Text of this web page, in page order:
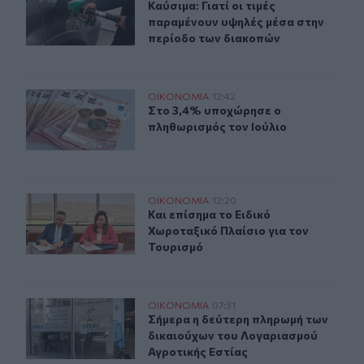
Καύσιμα: Γιατί οι τιμές
Καύσιμα: Γιατί οι τιμές
παραμένουν υψηλές μέσα στην
περίοδο των διακοπών
Στο 3,4% υποχώρησε ο πληθωρισμός τον Ιούλιο
ΟΙΚΟΝΟΜΙΑ 12:42
Στο 3,4% υποχώρησε ο
Στο 3,4% υποχώρησε ο
πληθωρισμός τον Ιούλιο
Και επίσημα το Ειδικό Χωροταξικό Πλαίσιο για τον
ΟΙΚΟΝΟΜΙΑ 12:20
Και επίσημα το Ειδικό Χωροταξικό
Και επίσημα το Ειδικό
Χωροταξικό Πλαίσιο για τον
Τουρισμό
Σήμερα η δεύτερη πληρωμή των δικαιούχων του
ΟΙΚΟΝΟΜΙΑ 07:31
Σήμερα η δεύτερη πληρωμή των
Σήμερα η δεύτερη πληρωμή των
δικαιούχων του Λογαριασμού
Αγροτικής Εστίας